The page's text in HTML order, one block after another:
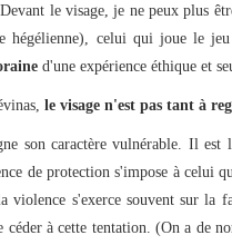
le visage, je ne peux plus
hégélienne), celui qui joue le
d'une expérience éthique et
le visage n'est pas tant à
son caractère vulnérable. Il
de protection s'impose à celui
violence s'exerce souvent sur
céder à cette tentation. (On a de